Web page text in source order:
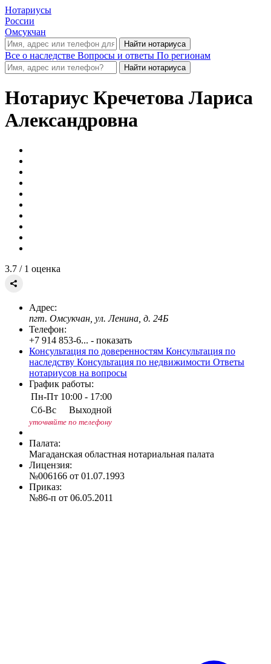
Нотариусы
России
Омсукчан
Все о наследстве Вопросы и ответы По регионам
Нотариус Кречетова Лариса
Александровна
3.7 / 1 оценка
Адрес:
пгт. Омсукчан, ул. Ленина, д. 24Б
Телефон:
+7 914 853-6... - показать
Консультация по доверенностям Консультация по
наследству Консультация по недвижимости Ответы
нотариусов на вопросы
График работы:
Пн-Пт 10:00 - 17:00
Сб-Вс
Выходной
уточняйте по телефону
Палата:
Магаданская областная нотариальная палата
Лицензия:
№006166 от 01.07.1993
Приказ:
№86-п от 06.05.2011